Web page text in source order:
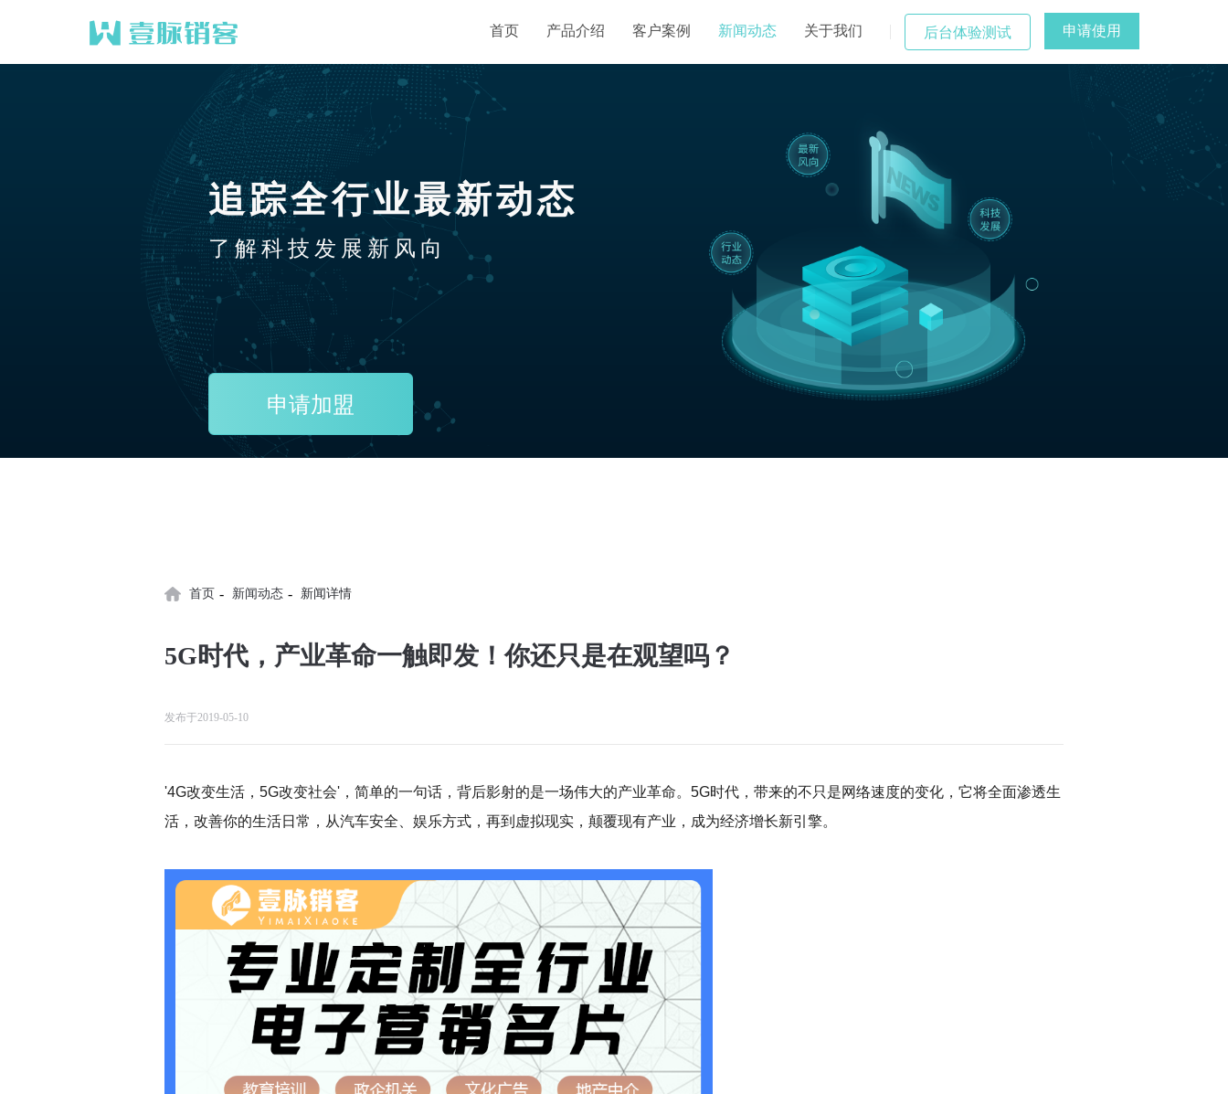
首页 产品介绍 客户案例 新闻动态 关于我们 后台体验测试 申请使用
追踪全行业最新动态
了解科技发展新风向
申请加盟
首页 - 新闻动态 - 新闻详情
5G时代，产业革命一触即发！你还只是在观望吗？
发布于2019-05-10
'4G改变生活，5G改变社会'，简单的一句话，背后影射的是一场伟大的产业革命。5G时代，带来的不只是网络速度的变化，它将全面渗透生
活，改善你的生活日常，从汽车安全、娱乐方式，再到虚拟现实，颠覆现有产业，成为经济增长新引擎。